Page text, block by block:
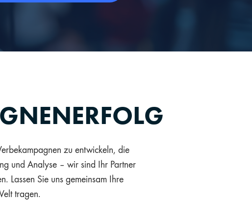
zu entwickeln, die
und Analyse – wir sind Ihr Partner
Lassen Sie uns gemeinsam Ihre
tragen.